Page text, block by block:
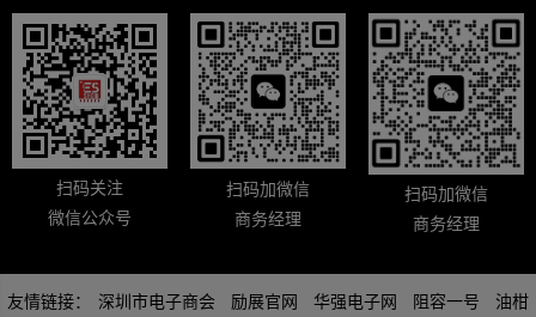
扫码关注
微信公众号
扫码加微信
商务经理
扫码加微信
商务经理
友情链接： 深圳市电子商会 励展官网 华强电子网 阻容一号 油柑